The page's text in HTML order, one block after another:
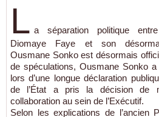
L a séparation politique
Diomaye Faye et son
Ousmane Sonko est désormais
de spéculations, Ousmane Sonko
lors d’une longue déclaration
de l’État a pris la décision de
collaboration au sein de l’Exécutif.
Selon les explications de l’ancien